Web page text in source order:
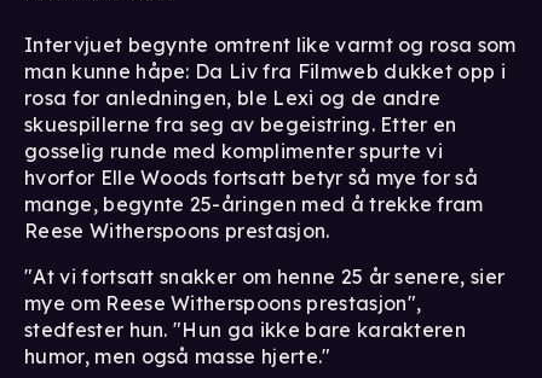
Intervjuet begynte omtrent like varmt og rosa som
man kunne håpe: Da Liv fra Filmweb dukket opp i
rosa for anledningen, ble Lexi og de andre
skuespillerne fra seg av begeistring. Etter en
gosselig runde med komplimenter spurte vi
hvorfor Elle Woods fortsatt betyr så mye for så
mange, begynte 25-åringen med å trekke fram
Reese Witherspoons prestasjon.
"At vi fortsatt snakker om henne 25 år senere, sier
mye om Reese Witherspoons prestasjon",
stedfester hun. "Hun ga ikke bare karakteren
humor, men også masse hjerte."